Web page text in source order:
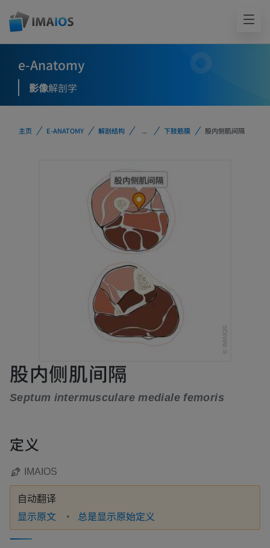
e-Anatomy
影像解剖学
主页 E-ANATOMY 解剖结构 ... 下肢筋膜 股内侧肌间隔
股内侧肌间隔
Septum intermusculare mediale femoris
定义
IMAIOS
自动翻译
显示原文 总是显示原始定义